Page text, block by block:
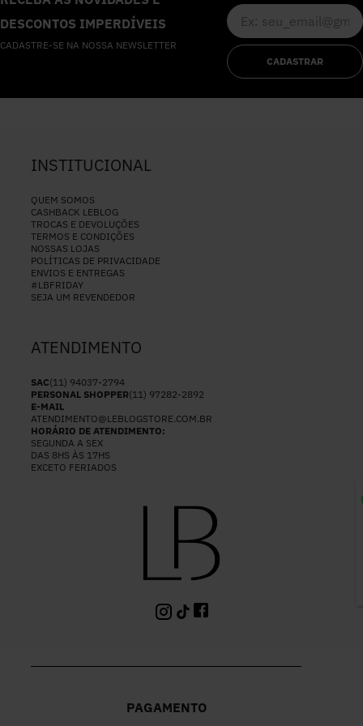
DESCONTOS IMPERDÍVEIS
CADASTRE-SE NA NOSSA NEWSLETTER
CADASTRAR
INSTITUCIONAL
QUEM SOMOS
CASHBACK LEBLOG
TROCAS E DEVOLUÇÕES
TERMOS E CONDIÇÕES
NOSSAS LOJAS
POLÍTICAS DE PRIVACIDADE
ENVIOS E ENTREGAS
#LBFRIDAY
SEJA UM REVENDEDOR
ATENDIMENTO
SAC(11) 94037-2794
PERSONAL SHOPPER(11) 97282-2892
E-MAIL
ATENDIMENTO@LEBLOGSTORE.COM.BR
HORÁRIO DE ATENDIMENTO:
SEGUNDA A SEX
DAS 8HS ÀS 17HS
EXCETO FERIADOS
PAGAMENTO